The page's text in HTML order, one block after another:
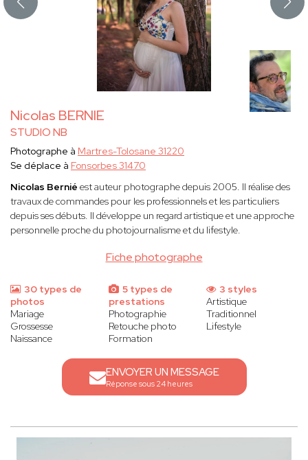
Nicolas BERNIE
STUDIO NB
Fiche photographe
Photographe à Martres-Tolosane 31220
Se déplace à Fonsorbes 31470
Nicolas Bernié est auteur photographe depuis 2005. Il réalise des
travaux de commandes pour les professionnels et les particuliers
depuis ses débuts. Il développe un regard artistique et une approche
personnelle proche du photojournalisme et du lifestyle.
30 types de
photos
Mariage
Grossesse
Naissance
5 types de
prestations
Photographie
Retouche photo
Formation
3 styles
Artistique
Traditionnel
Lifestyle
ENVOYER UN MESSAGE
Réponse sous 24 heures